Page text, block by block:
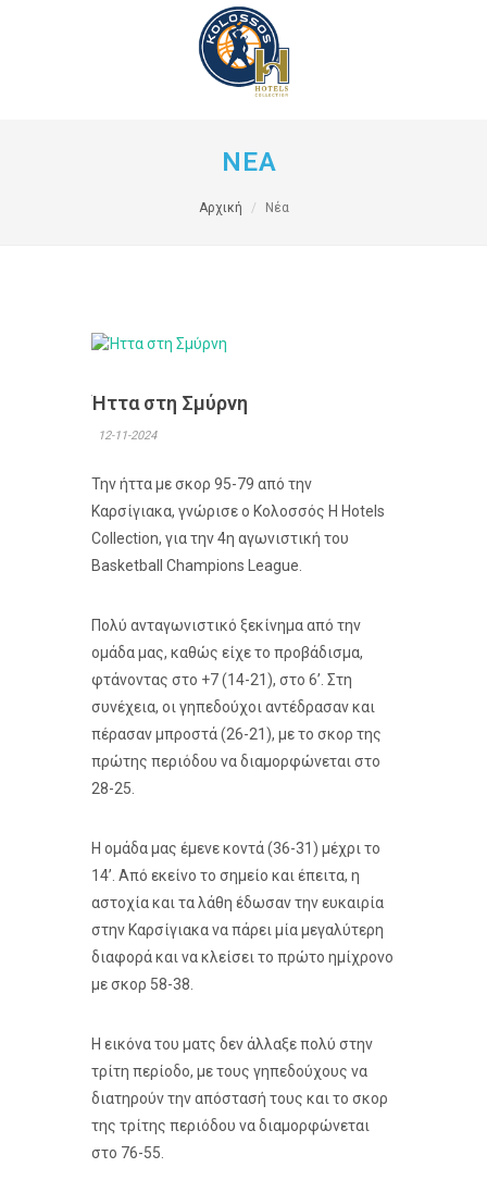
ΝΕΑ
Αρχική Νέα
Ήττα στη Σμύρνη
12-11-2024
Την ήττα με σκορ 95-79 από την
Καρσίγιακα, γνώρισε ο Κολοσσός H Hotels
Collection, για την 4η αγωνιστική του
Basketball Champions League.
Πολύ ανταγωνιστικό ξεκίνημα από την
ομάδα μας, καθώς είχε το προβάδισμα,
φτάνοντας στο +7 (14-21), στο 6’. Στη
συνέχεια, οι γηπεδούχοι αντέδρασαν και
πέρασαν μπροστά (26-21), με το σκορ της
πρώτης περιόδου να διαμορφώνεται στο
28-25.
Η ομάδα μας έμενε κοντά (36-31) μέχρι το
14’. Από εκείνο το σημείο και έπειτα, η
αστοχία και τα λάθη έδωσαν την ευκαιρία
στην Καρσίγιακα να πάρει μία μεγαλύτερη
διαφορά και να κλείσει το πρώτο ημίχρονο
με σκορ 58-38.
Η εικόνα του ματς δεν άλλαξε πολύ στην
τρίτη περίοδο, με τους γηπεδούχους να
διατηρούν την απόστασή τους και το σκορ
της τρίτης περιόδου να διαμορφώνεται
στο 76-55.